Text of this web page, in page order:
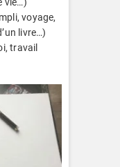
vie…)
voyage,
livre…)
travail